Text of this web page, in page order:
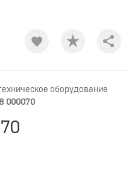
оборудование
000070